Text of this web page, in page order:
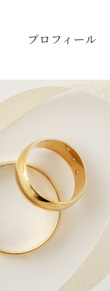
プロフィール